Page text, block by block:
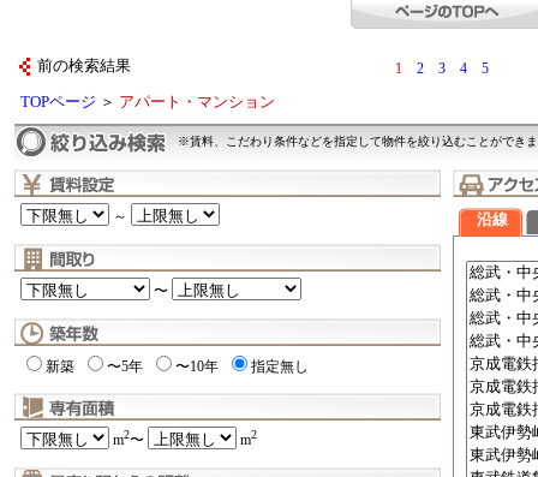
前の検索結果 1 2 3 4 5
TOPページ ＞ アパート・マンション
※賃料、こだわり条件などを指定して物件を絞り込むことができ
～
〜
新築 〜5年 〜10年 指定無し
m2〜 m2
沿線